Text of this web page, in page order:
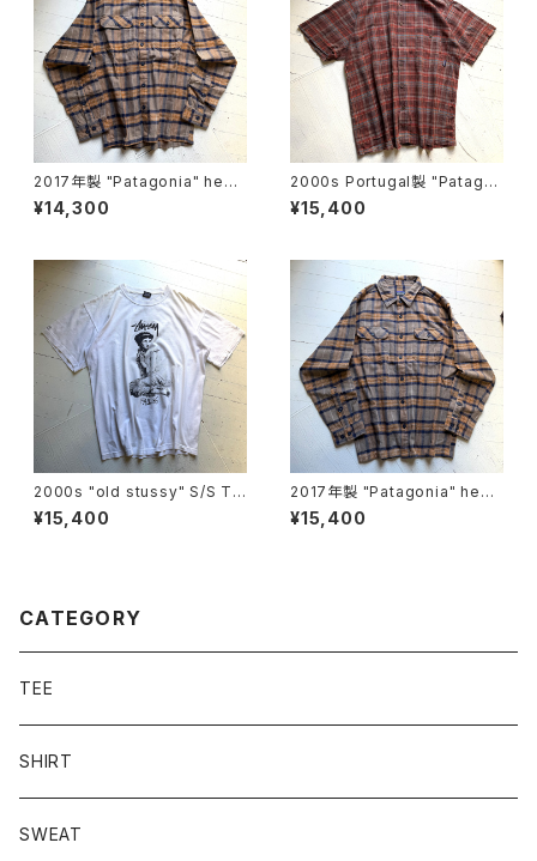
2017年製 "Patagonia" heav
y flannel shirt
¥14,300
2000s Portugal製 "Patago
nia" A/C Yarn-Dye shirt
¥15,400
2000s "old stussy" S/S T-
shirt
¥15,400
2017年製 "Patagonia" heav
y flannel shirt
¥15,400
CATEGORY
TEE
SHIRT
SWEAT